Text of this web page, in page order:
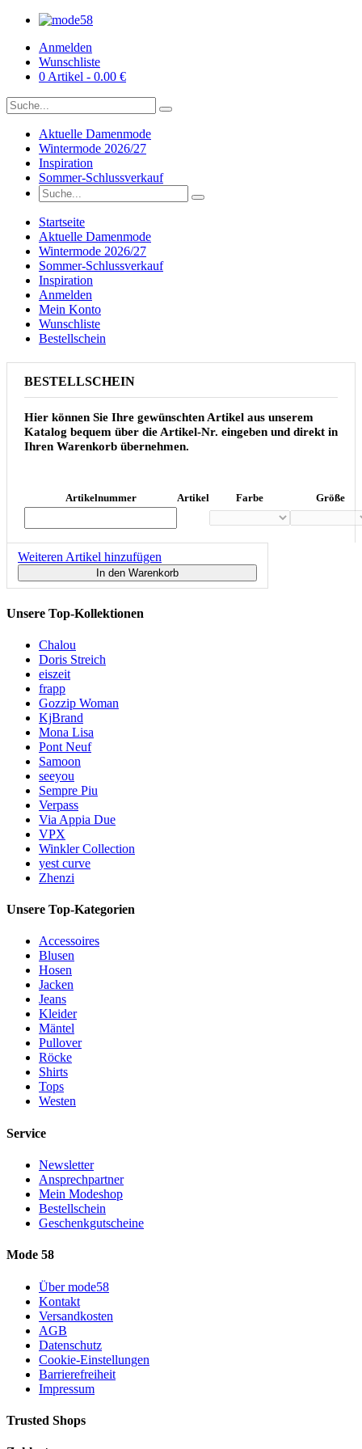
Anmelden
Wunschliste
0 Artikel - 0.00 €
Aktuelle Damenmode
Wintermode 2026/27
Inspiration
Sommer-Schlussverkauf
Startseite
Aktuelle Damenmode
Wintermode 2026/27
Sommer-Schlussverkauf
Inspiration
Anmelden
Mein Konto
Wunschliste
Bestellschein
BESTELLSCHEIN
Hier können Sie Ihre gewünschten Artikel aus unserem
Katalog bequem über die Artikel-Nr. eingeben und direkt in
Ihren Warenkorb übernehmen.
Artikelnummer Artikel Farbe Größe
Weiteren Artikel hinzufügen
In den Warenkorb
Unsere Top-Kollektionen
Chalou
Doris Streich
eiszeit
frapp
Gozzip Woman
KjBrand
Mona Lisa
Pont Neuf
Samoon
seeyou
Sempre Piu
Verpass
Via Appia Due
VPX
Winkler Collection
yest curve
Zhenzi
Unsere Top-Kategorien
Accessoires
Blusen
Hosen
Jacken
Jeans
Kleider
Mäntel
Pullover
Röcke
Shirts
Tops
Westen
Service
Newsletter
Ansprechpartner
Mein Modeshop
Bestellschein
Geschenkgutscheine
Mode 58
Über mode58
Kontakt
Versandkosten
AGB
Datenschutz
Cookie-Einstellungen
Barrierefreiheit
Impressum
Trusted Shops